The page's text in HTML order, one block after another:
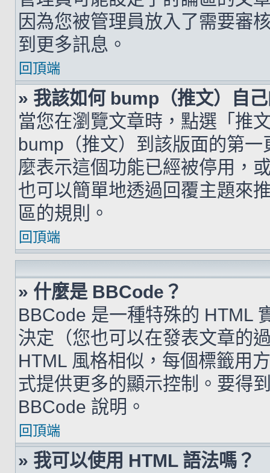
因為您被管理員放入了需要審
到更多訊息。
回頂端
» 我該如何 bump（推文）自
當您在瀏覽文章時，點選「推
bump（推文）到該版面的第
麼表示這個功能已經被停用，
也可以簡單地透過回覆主題來
區的規則。
回頂端
» 什麼是 BBCode？
BBCode 是一種特殊的 HTML
決定（您也可以在發表文章的
HTML 風格相似，每個標籤用
式提供更多的顯示控制。要得
BBCode 說明。
回頂端
» 我可以使用 HTML 語法嗎？